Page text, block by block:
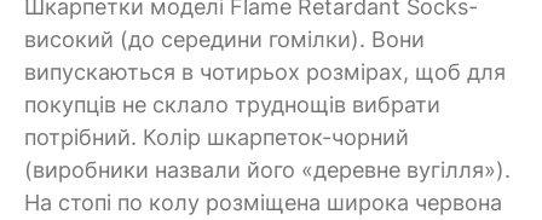
Шкарпетки моделі Flame Retardant Socks-
високий (до середини гомілки). Вони
випускаються в чотирьох розмірах, щоб для
покупців не склало труднощів вибрати
потрібний. Колір шкарпеток-чорний
(виробники назвали його «деревне вугілля»).
На стопі по колу розміщена широка червона